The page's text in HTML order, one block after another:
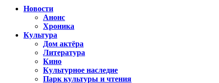
Новости
Анонс
Хроника
Культура
Дом актёра
Литература
Кино
Культурное наследие
Парк культуры и чтения